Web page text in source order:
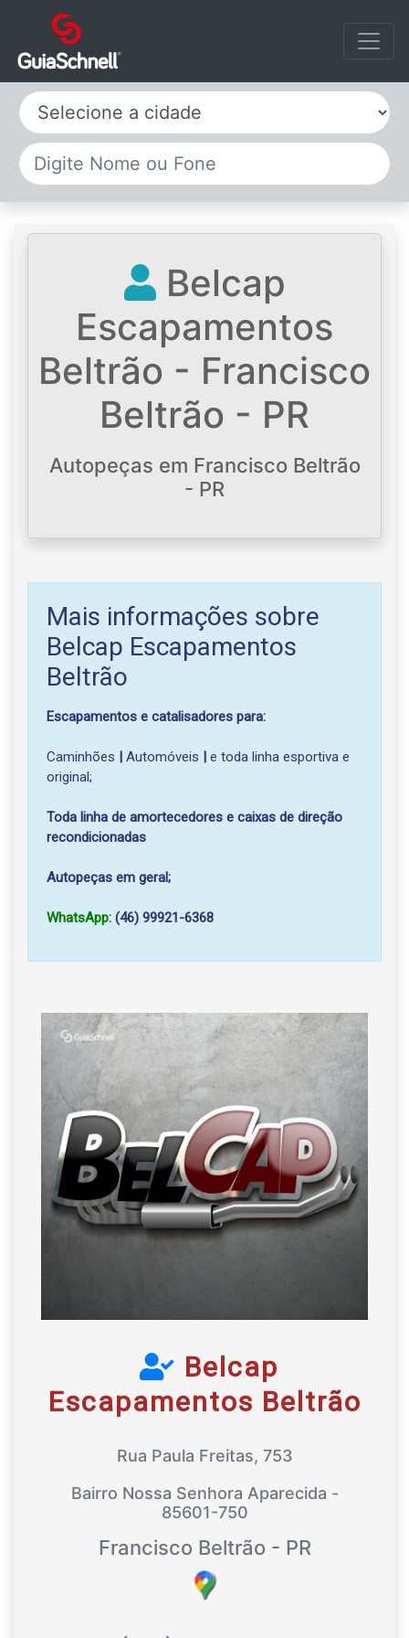
Selecione a cidade
Belcap
Escapamentos
Beltrão - Francisco
Beltrão - PR
Autopeças em Francisco Beltrão
- PR
Mais informações sobre
Belcap Escapamentos
Beltrão
Escapamentos e catalisadores para:
Caminhões | Automóveis | e toda linha esportiva e
original;
Toda linha de amortecedores e caixas de direção
recondicionadas
Autopeças em geral;
WhatsApp: (46) 99921-6368
Belcap
Escapamentos Beltrão
Rua Paula Freitas, 753
Bairro Nossa Senhora Aparecida -
85601-750
Francisco Beltrão - PR